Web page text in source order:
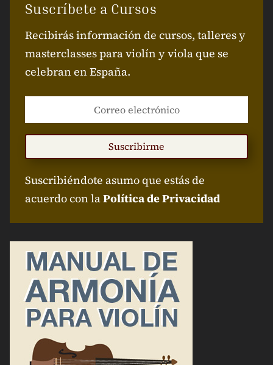
Suscríbete a Cursos
Recibirás información de cursos, talleres y
masterclasses para violín y viola que se
celebran en España.
Suscribirme
Suscribiéndote asumo que estás de
acuerdo con laPolítica de Privacidad